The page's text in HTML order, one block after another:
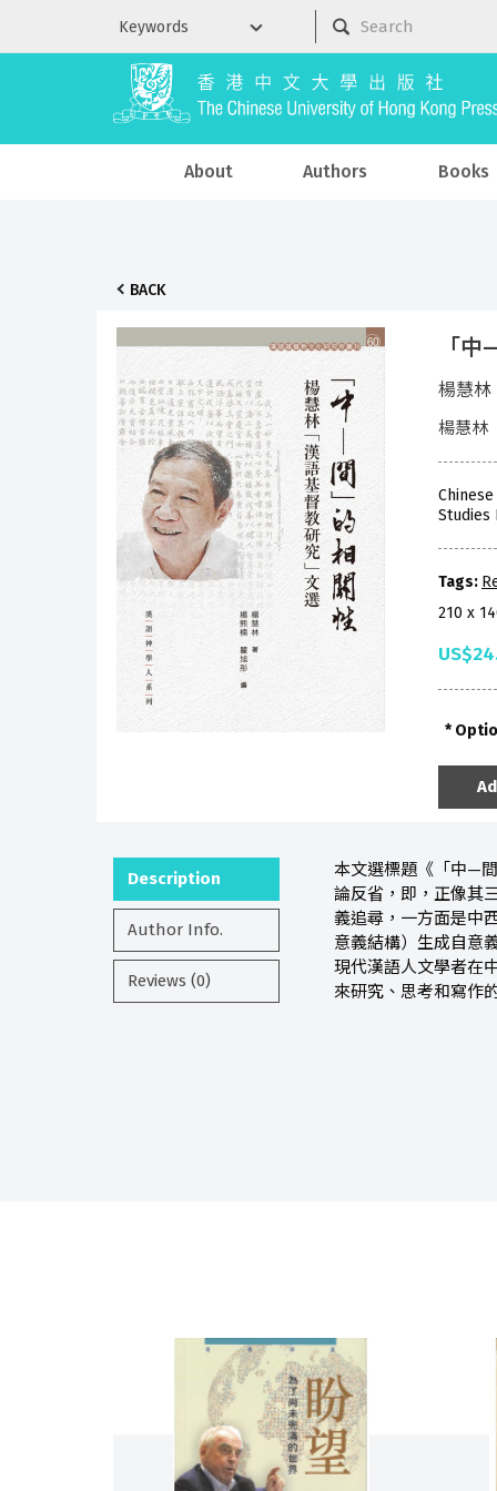
About Authors Books
BACK
「
楊慧林
楊慧林
Studies
Tags:
210 x
Description
Author Info.
Reviews (0)
本文選標題《「中—
論反省，即，正像其
義追尋，一方面是中
意義結構）生成自意
現代漢語人文學者在
來研究、思考和寫作